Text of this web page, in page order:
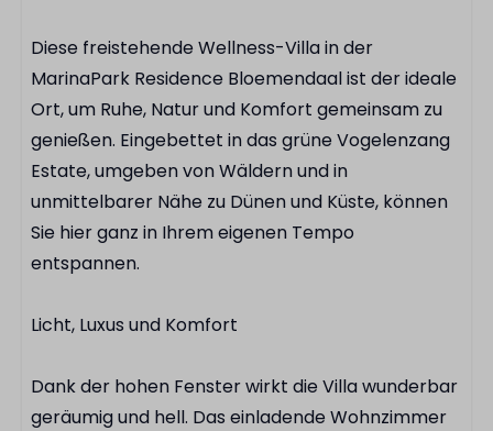
Badezimmer
Begehbare Regendusche
Doppelte Waschbecken
Haartrockner
Luxussauna
Außenbereich
Sonnenschirm
Einrichtungen
Diese freistehende Wellness-Villa in der
MarinaPark Residence Bloemendaal ist der ideale
Ort, um Ruhe, Natur und Komfort gemeinsam zu
genießen. Eingebettet in das grüne Vogelenzang
Estate, umgeben von Wäldern und in
unmittelbarer Nähe zu Dünen und Küste, können
Sie hier ganz in Ihrem eigenen Tempo
entspannen.
Licht, Luxus und Komfort
Dank der hohen Fenster wirkt die Villa wunderbar
geräumig und hell. Das einladende Wohnzimmer